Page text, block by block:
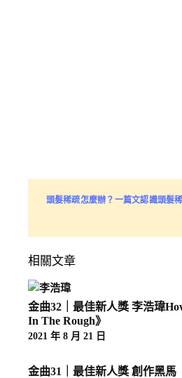
頭髮稀疏怎麼辦？一篇文認識頭髮
相關文章
金曲32｜最佳新人獎 李浩瑋
In The Rough》
2021 年 8 月 21 日
金曲31｜最佳新人獎 創作黑馬